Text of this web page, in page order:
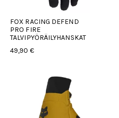
FOX RACING DEFEND
PRO FIRE
TALVIPYÖRÄILYHANSKAT
49,90 €